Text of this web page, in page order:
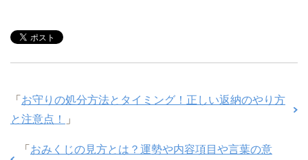
「 お守りの処分方法とタイミング！正しい返納のやり方
と注意点！
」
「 おみくじの見方とは？運勢や内容項目や言葉の意